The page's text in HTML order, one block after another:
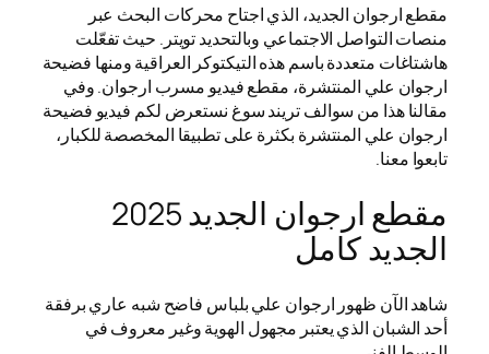
مقطع ارجوان الجديد، الذي اجتاح محركات البحث عبر
منصات التواصل الاجتماعي وبالتحديد تويتر. حيث تفعّلت
هاشتاغات متعددة باسم هذه التيكتوكر العراقية ومنها فضيحة
ارجوان علي المنتشرة، مقطع فيديو مسرب ارجوان. وفي
مقالنا هذا من سوالف تريند سوغ نستعرض لكم فيديو فضيحة
ارجوان علي المنتشرة بكثرة على تطبيقا المخصصة للكبار،
تابعوا معنا.
مقطع ارجوان الجديد 2025
الجديد كامل
شاهد الآن ظهور ارجوان علي بلباس فاضح شبه عاري برفقة
أحد الشبان الذي يعتبر مجهول الهوية وغير معروف في